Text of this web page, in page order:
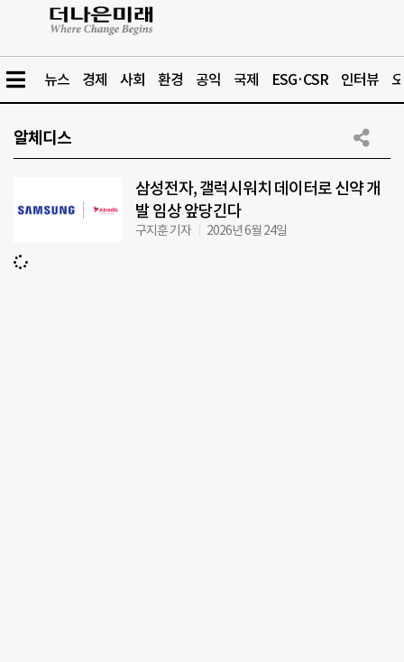
뉴스 경제 사회 환경 공익 국제 ESG·CSR 인터뷰
알체디스
삼성전자, 갤럭시워치 데이터로 신약 개
발 임상 앞당긴다
구지훈 기자 2026년 6월 24일